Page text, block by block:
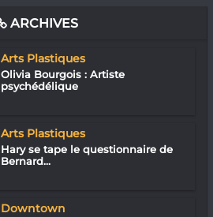
ARCHIVES
Arts Plastiques
Olivia Bourgois : Artiste
psychédélique
Arts Plastiques
Hary se tape le questionnaire de
Bernard...
Downtown